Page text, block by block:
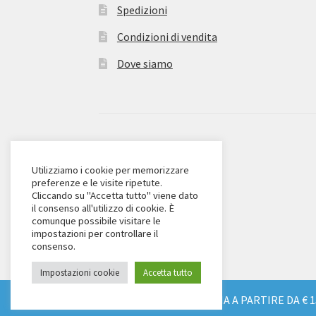
SPEDIZIONE GRATUITA IN TUTTA ITALIA A PARTIRE DA €
Spedizioni
Condizioni di vendita
Dove siamo
Eurodolce Zanieri s.r.l.
Via Alfieri 18
Scandicci (FI)
Tel. 055 2571707
C.F. e P.IVA: 04904430487
Utilizziamo i cookie per memorizzare
preferenze e le visite ripetute.
Cliccando su "Accetta tutto" viene dato
il consenso all'utilizzo di cookie. È
comunque possibile visitare le
impostazioni per controllare il
consenso.
Impostazioni cookie Accetta tutto